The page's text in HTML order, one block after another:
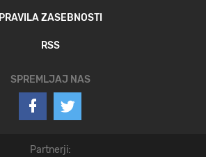
PRAVILA ZASEBNOSTI
RSS
SPREMLJAJ NAS
Partnerji: